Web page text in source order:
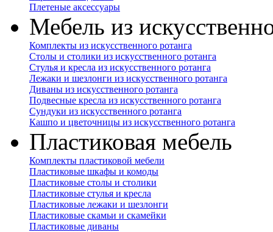
Плетеные аксессуары
Мебель из
Комплекты из искусственного ротанга
Столы и столики из искусственного ротанга
Стулья и кресла из искусственного ротанга
Лежаки и шезлонги из искусственного ротанга
Диваны из искусственного ротанга
Подвесные кресла из искусственного ротанга
Сундуки из искусственного ротанга
Кашпо и цветочницы из искусственного ротанга
Пластиковая мебель
Комплекты пластиковой мебели
Пластиковые шкафы и комоды
Пластиковые столы и столики
Пластиковые стулья и кресла
Пластиковые лежаки и шезлонги
Пластиковые скамьи и скамейки
Пластиковые диваны